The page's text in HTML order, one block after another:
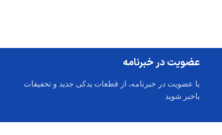
عضویت در خبرنامه
با عضویت در خبرنامه، از قطعات یدکی جدید و تخفیفات
باخبر شوید